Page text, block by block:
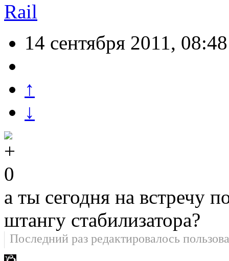
Rail
14 сентября 2011, 08:48
↑
↓
0
а ты сегодня на встречу
штангу стабилизатора?
Последний раз редактировалось